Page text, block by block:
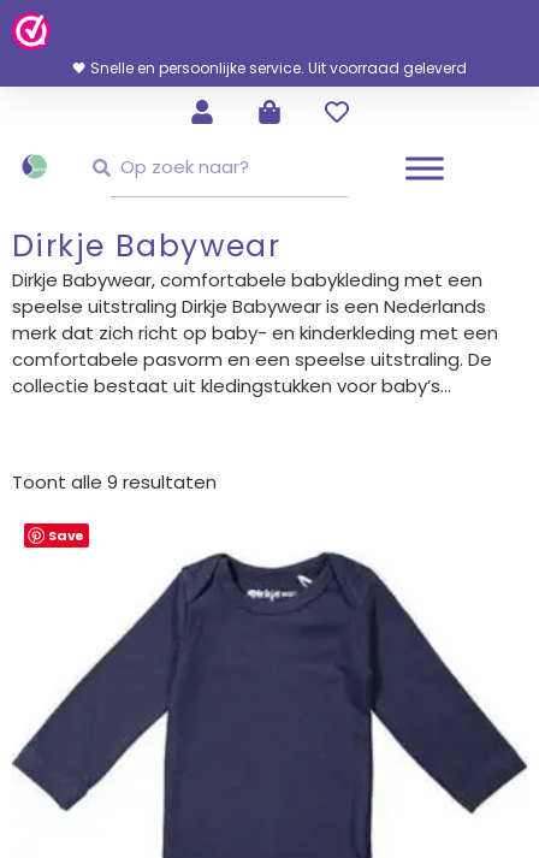
Ga
Naar
Inhoud
🖤 Snelle en persoonlijke service. Uit voorraad geleverd
Dirkje Babywear
Dirkje Babywear, comfortabele babykleding met een
speelse uitstraling Dirkje Babywear is een Nederlands
merk dat zich richt op baby- en kinderkleding met een
comfortabele pasvorm en een speelse uitstraling. De
collectie bestaat uit kledingstukken voor baby’s...
Toont alle 9 resultaten
Save